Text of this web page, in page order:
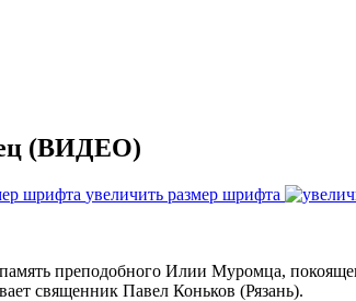
(ВИДЕО)
увеличить размер шрифта
преподобного Илии Муромца,
священник Павел Коньков (Рязань).